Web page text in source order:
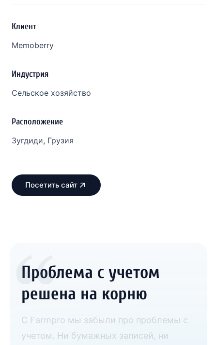
Клиент
Memoberry
Индустрия
Сельское хозяйство
Расположение
Зугдиди, Грузия
Посетить сайт
Проблема с учетом
решена на корню
С Farmpro мы забыли про проблемы с
учетом. Ни бумажных записей, ни